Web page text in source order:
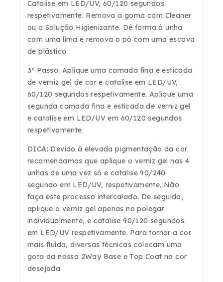
Catalise em LED/UV, 60/120 segundos
respetivamente. Remova a goma com Cleaner
ou a Solução Higienizante. Dê forma à unha
com uma lima e remova o pó com uma escova
de plástico.
3º Passo: Aplique uma camada fina e esticada
de verniz gel de cor e catalise em LED/UV,
60/120 segundos respetivamente. Aplique uma
segunda camada fina e esticada de verniz gel
e catalise em LED/UV em 60/120 segundos
respetivamente.
DICA: Devido à elevada pigmentação da cor
recomendamos que aplique o verniz gel nas 4
unhas de uma vez só e catalise 90/240
segundo em LED/UV, respetivamente. Não
faça este processo intercalado. De seguida,
aplique o verniz gel apenas no polegar
individualmente, e catalise 90/120 segundos
em LED/UV respetivamente. Para tornar a cor
mais fluída, diversas técnicas colocam uma
gota da nossa 2Way Base e Top Coat na cor
desejada.